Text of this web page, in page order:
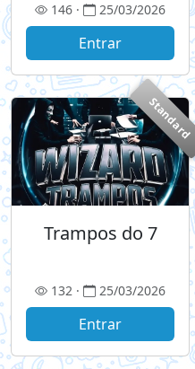
146 · 25/03/2026
Entrar
Standard
Trampos do 7
132 · 25/03/2026
Entrar